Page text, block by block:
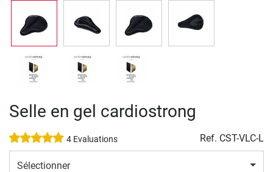
Selle en gel cardiostrong
4 Evaluations Ref. CST-VLC-L
Sélectionner